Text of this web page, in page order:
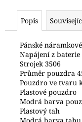
Popis
Pánské
Napájení z baterie
Strojek 3506
Průměr pouzdra
Pouzdro ve tvaru
Plastové pouzdro
Modrá barva
Plastový tah
Modrá barva tahu
j
HODINKY
PRIM
W01P.13157.H